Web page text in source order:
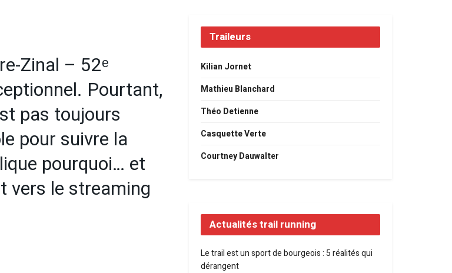
Zinal – 52ᵉ
Pourtant,
pas toujours
pour suivre la
pourquoi… et
vers le streaming
Traileurs
Kilian Jornet
Mathieu Blanchard
Théo Detienne
Casquette Verte
Courtney Dauwalter
Actualités trail running
Le trail est un sport de bourgeois : 5 réalités qui
dérangent